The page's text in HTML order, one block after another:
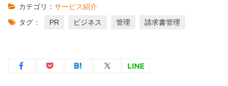
カテゴリ： サービス紹介
タグ：
PR ビジネス 管理 請求書管理